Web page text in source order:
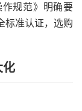
规范》明确要
标准认证，选购
化